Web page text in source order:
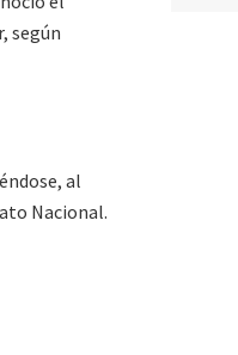
según
al
Nacional.